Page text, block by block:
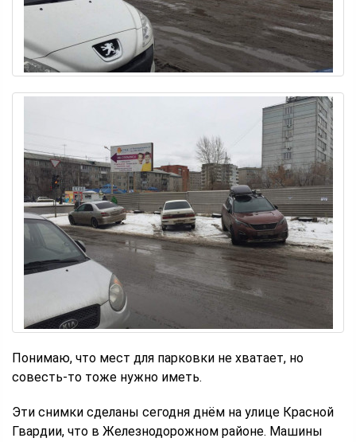
Понимаю, что мест для парковки не хватает, но
совесть-то тоже нужно иметь.
Эти снимки сделаны сегодня днём на улице Красной
Гвардии, что в Железнодорожном районе. Машины